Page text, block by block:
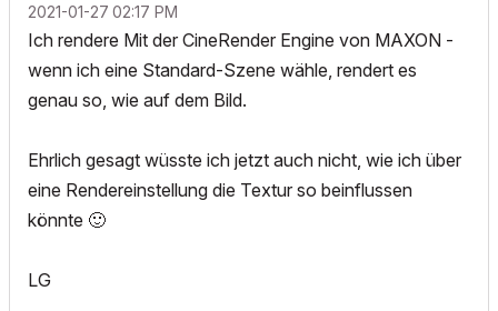
‎2021-01-27 02:17 PM
Ich rendere Mit der CineRender Engine von MAXON -
wenn ich eine Standard-Szene wähle, rendert es
genau so, wie auf dem Bild.
Ehrlich gesagt wüsste ich jetzt auch nicht, wie ich über
eine Rendereinstellung die Textur so beinflussen
könnte 🙂
LG